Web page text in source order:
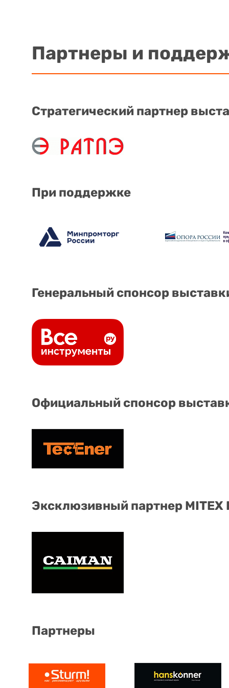
Партнеры и
Стратегический партнер
При поддержке
Генеральный спонсор
Официальный спонсор
Эксклюзивный партнер
Партнеры